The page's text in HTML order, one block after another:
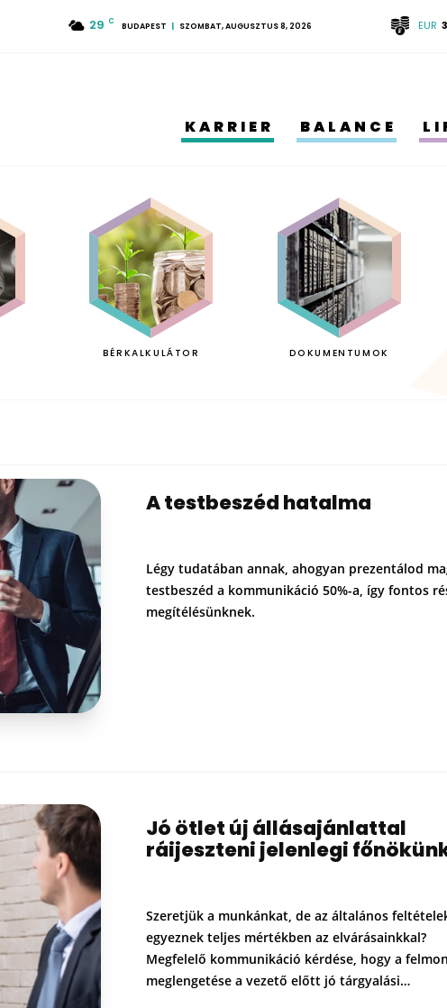
29 C BUDAPEST SZOMBAT, AUGUSZTUS 8, 2026 EUR
KARRIER BALANCE
BÉRKALKULÁTOR DOKUMENTUMOK
A testbeszéd hatalma
Légy tudatában annak, ahogyan prezentálod
testbeszéd a kommunikáció 50%-a, így fontos
megítélésünknek.
Jó ötlet új állásajánlattal
ráijeszteni jelenlegi
Szeretjük a munkánkat, de az általános
egyeznek teljes mértékben az elvárásainkkal?
Megfelelő kommunikáció kérdése, hogy a
meglengetése a vezető előtt jó tárgyalási…